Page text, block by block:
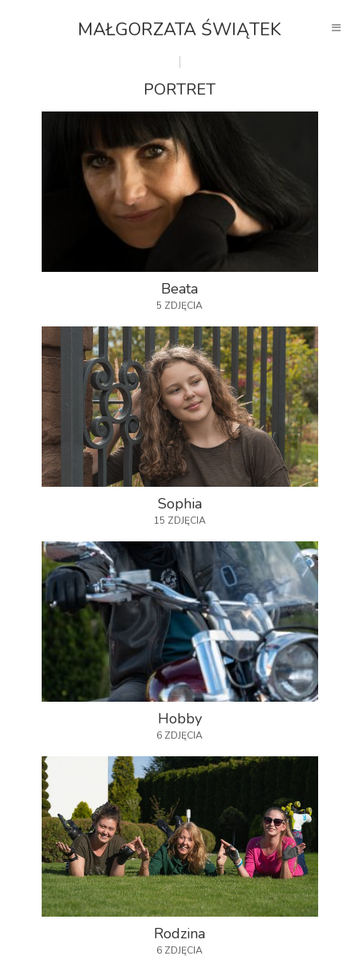
MAŁGORZATA ŚWIĄTEK
PORTRET
Beata
5 ZDJĘCIA
Sophia
15 ZDJĘCIA
Hobby
6 ZDJĘCIA
Rodzina
6 ZDJĘCIA